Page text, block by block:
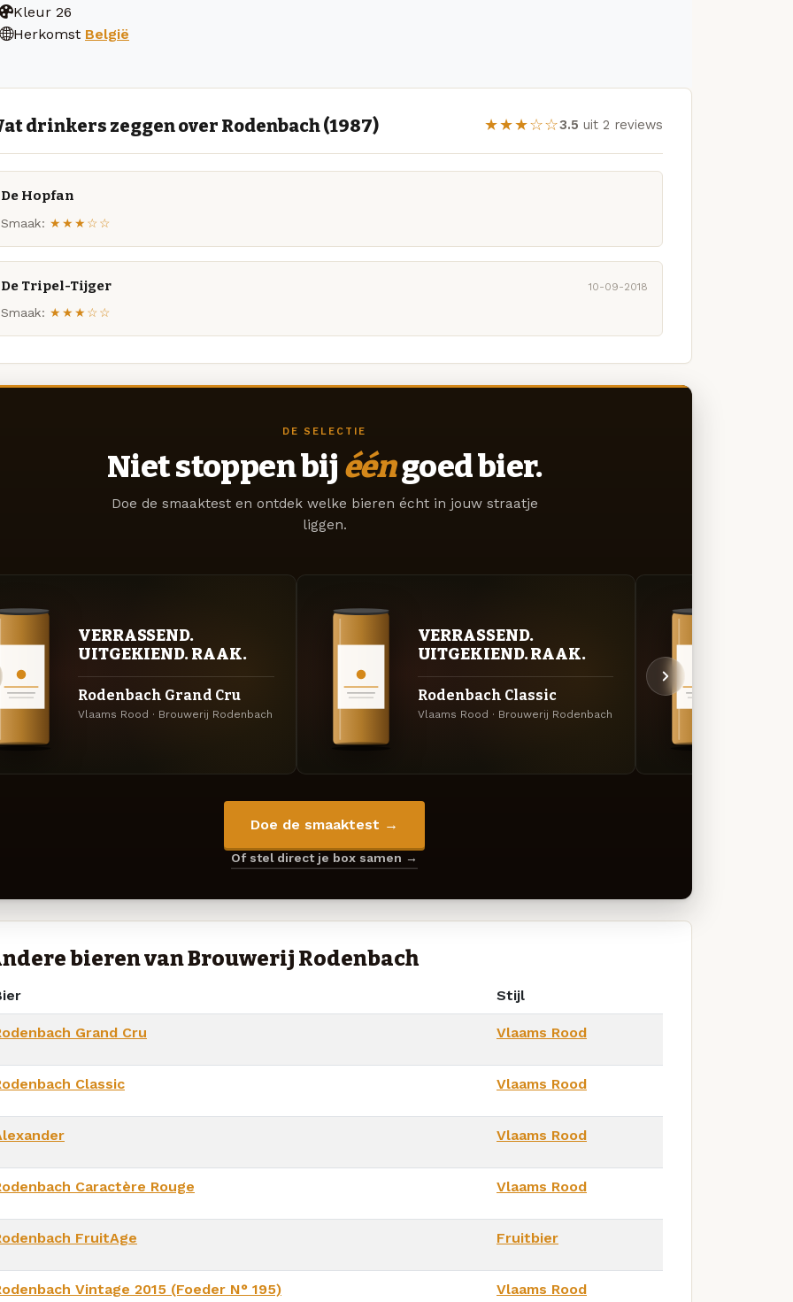
Kleur 26
Herkomst België
drinkers zeggen over Rodenbach (1987) ★★★☆☆3.5 uit 2 reviews
De Hopfan
Smaak: ★★★☆☆
De Tripel-Tijger 10-09-2018
Smaak: ★★★☆☆
DE SELECTIE
Niet stoppen bij ééngoed bier.
Doe de smaaktest en ontdek welke bieren écht in jouw straatje
liggen.
VERRASSEND.
UITGEKIEND. RAAK.
Rodenbach Grand Cru
Vlaams Rood · Brouwerij Rodenbach
VERRASSEND.
UITGEKIEND. RAAK.
Rodenbach Classic
Vlaams Rood · Brouwerij Rodenbach
Doe de smaaktest →
Of stel direct je box samen →
bieren van Brouwerij Rodenbach
Stijl
Grand Cru Vlaams Rood
Classic Vlaams Rood
Vlaams Rood
Caractère Rouge Vlaams Rood
FruitAge Fruitbier
Vintage 2015 (Foeder N° 195) Vlaams Rood